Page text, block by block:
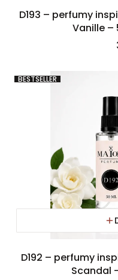
D193 – perfumy
Vanille –
BESTSELLER
D192 – perfumy
Scandal